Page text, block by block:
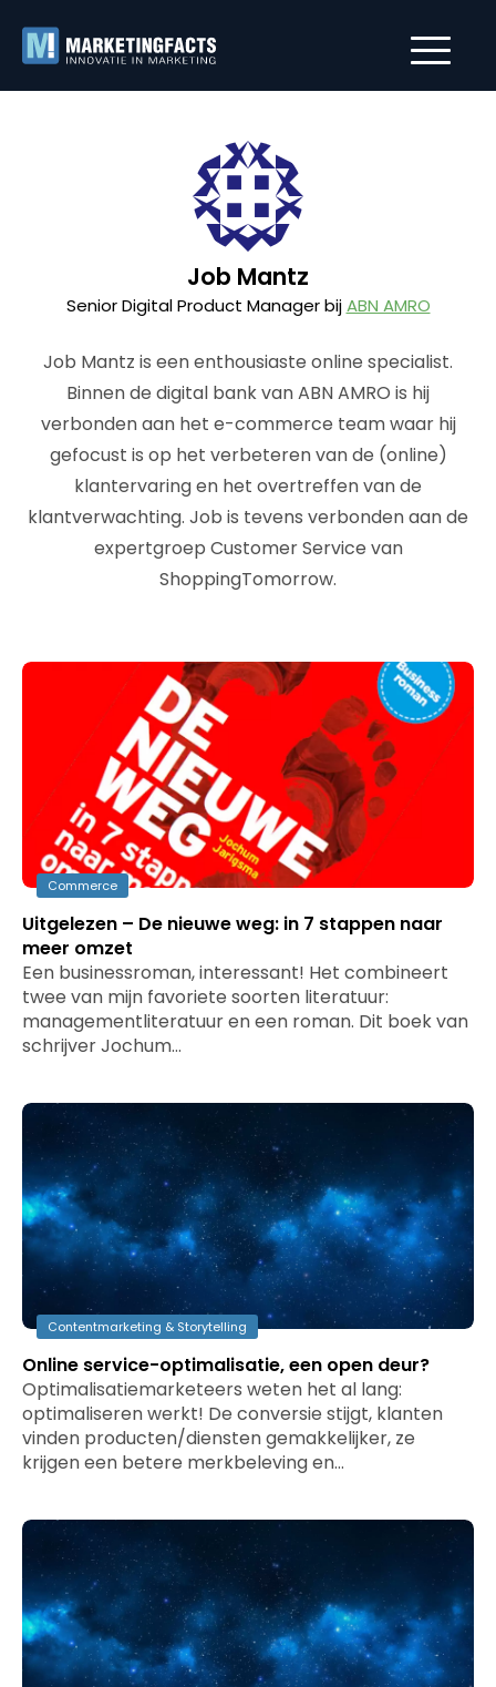
Job Mantz
Senior Digital Product Manager bijABN AMRO
Job Mantz is een enthousiaste online specialist.
Binnen de digital bank van ABN AMRO is hij
verbonden aan het e-commerce team waar hij
gefocust is op het verbeteren van de (online)
klantervaring en het overtreffen van de
klantverwachting. Job is tevens verbonden aan de
expertgroep Customer Service van
ShoppingTomorrow.
Commerce
Uitgelezen – De nieuwe weg: in 7 stappen naar
meer omzet
Een businessroman, interessant! Het combineert
twee van mijn favoriete soorten literatuur:
managementliteratuur en een roman. Dit boek van
schrijver Jochum…
Contentmarketing & Storytelling
Online service-optimalisatie, een open deur?
Optimalisatiemarketeers weten het al lang:
optimaliseren werkt! De conversie stijgt, klanten
vinden producten/diensten gemakkelijker, ze
krijgen een betere merkbeleving en…